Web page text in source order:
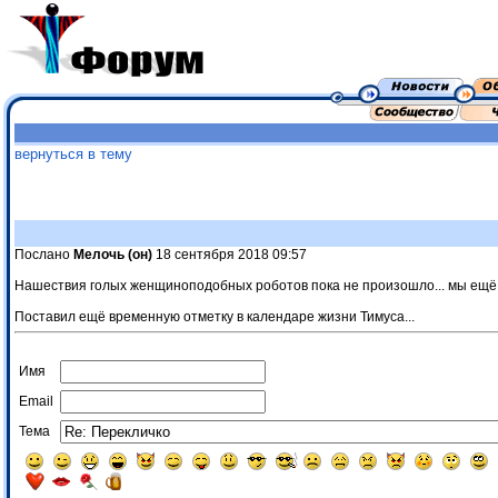
вернуться в тему
Послано Мелочь (он) 18 сентября 2018 09:57
Нашествия голых женщиноподобных роботов пока не произошло... мы
Поставил ещё временную отметку в календаре жизни Тимуса...
Имя
Email
Тема